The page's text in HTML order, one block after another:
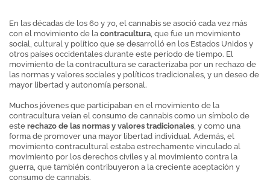
En las décadas de los 60 y 70, el cannabis se asoció cada vez más
con el movimiento de la contracultura, que fue un movimiento
social, cultural y político que se desarrolló en los Estados Unidos y
otros países occidentales durante este período de tiempo. El
movimiento de la contracultura se caracterizaba por un rechazo de
las normas y valores sociales y políticos tradicionales, y un deseo de
mayor libertad y autonomía personal.
Muchos jóvenes que participaban en el movimiento de la
contracultura veían el consumo de cannabis como un símbolo de
este rechazo de las normas y valores tradicionales, y como una
forma de promover una mayor libertad individual. Además, el
movimiento contracultural estaba estrechamente vinculado al
movimiento por los derechos civiles y al movimiento contra la
guerra, que también contribuyeron a la creciente aceptación y
consumo de cannabis.